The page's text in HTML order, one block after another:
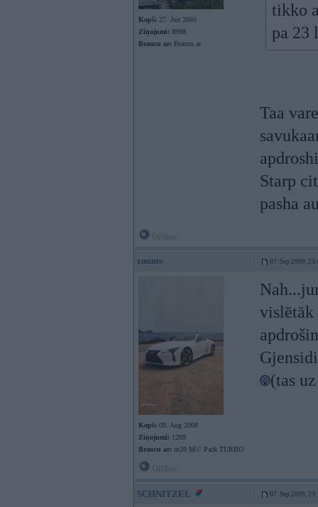
Kopš: 27. Jun 2005
Ziņojumi: 8908
Braucu ar: Braucu ar
tikko
pa 23
Taa
Starp
pasha
zuums 07. Sep 2009,
Kopš: 09. Aug 2008
Ziņojumi: 1209
Braucu ar: m20 M/// Pack TURBO
vislētāk
(tas
SCHNITZEL 07. Sep 2009,